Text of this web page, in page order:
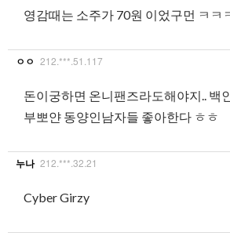
영감때는 소주가 70원 이었구먼 ㅋㅋ
ㅇㅇ 212.***.51.117
돈이궁하면 온니팬즈라도해야지.. 백
부뽀얀 동양인남자들 좋아한다 ㅎㅎ
누나 212.***.32.21
Cyber Girzy